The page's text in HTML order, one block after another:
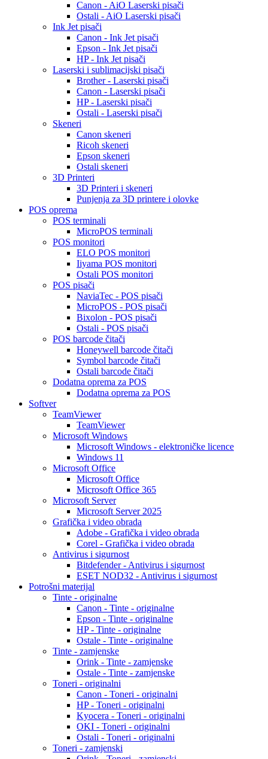
Canon - AiO Laserski pisači
Ostali - AiO Laserski pisači
Ink Jet pisači
Canon - Ink Jet pisači
Epson - Ink Jet pisači
HP - Ink Jet pisači
Laserski i sublimacijski pisači
Brother - Laserski pisači
Canon - Laserski pisači
HP - Laserski pisači
Ostali - Laserski pisači
Skeneri
Canon skeneri
Ricoh skeneri
Epson skeneri
Ostali skeneri
3D Printeri
3D Printeri i skeneri
Punjenja za 3D printere i olovke
POS oprema
POS terminali
MicroPOS terminali
POS monitori
ELO POS monitori
Iiyama POS monitori
Ostali POS monitori
POS pisači
NaviaTec - POS pisači
MicroPOS - POS pisači
Bixolon - POS pisači
Ostali - POS pisači
POS barcode čitači
Honeywell barcode čitači
Symbol barcode čitači
Ostali barcode čitači
Dodatna oprema za POS
Dodatna oprema za POS
Softver
TeamViewer
TeamViewer
Microsoft Windows
Microsoft Windows - elektroničke licence
Windows 11
Microsoft Office
Microsoft Office
Microsoft Office 365
Microsoft Server
Microsoft Server 2025
Grafička i video obrada
Adobe - Grafička i video obrada
Corel - Grafička i video obrada
Antivirus i sigurnost
Bitdefender - Antivirus i sigurnost
ESET NOD32 - Antivirus i sigurnost
Potrošni materijal
Tinte - originalne
Canon - Tinte - originalne
Epson - Tinte - originalne
HP - Tinte - originalne
Ostale - Tinte - originalne
Tinte - zamjenske
Orink - Tinte - zamjenske
Ostale - Tinte - zamjenske
Toneri - originalni
Canon - Toneri - originalni
HP - Toneri - originalni
Kyocera - Toneri - originalni
OKI - Toneri - originalni
Ostali - Toneri - originalni
Toneri - zamjenski